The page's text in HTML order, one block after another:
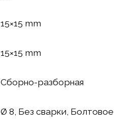
15×15 mm
15×15 mm
Сборно-разборная
Ø 8, Без сварки, Болтовое